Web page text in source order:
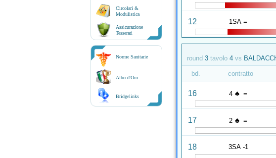
Circolari &
Modulistica
Assicurazione
Tesserati
Norme Sanitarie
Albo d'Oro
Bridgelinks
12 1SA =
round 3 tavolo 4 vs
bd. contratto
16 4 ♠ =
17 2 ♠ =
18 3SA -1